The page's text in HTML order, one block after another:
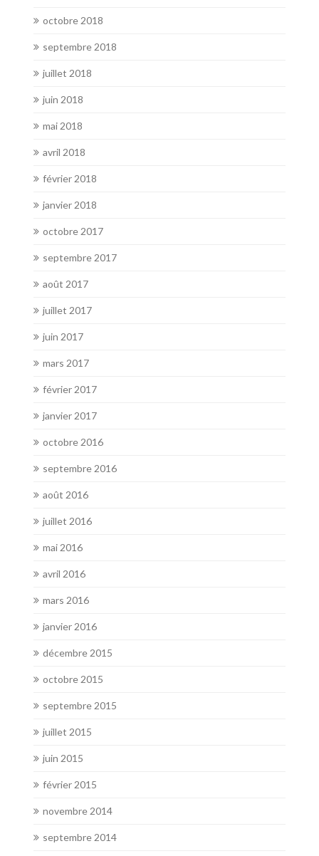
octobre 2018
septembre 2018
juillet 2018
juin 2018
mai 2018
avril 2018
février 2018
janvier 2018
octobre 2017
septembre 2017
août 2017
juillet 2017
juin 2017
mars 2017
février 2017
janvier 2017
octobre 2016
septembre 2016
août 2016
juillet 2016
mai 2016
avril 2016
mars 2016
janvier 2016
décembre 2015
octobre 2015
septembre 2015
juillet 2015
juin 2015
février 2015
novembre 2014
septembre 2014